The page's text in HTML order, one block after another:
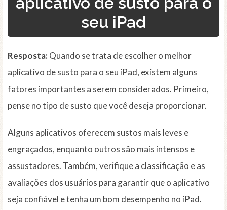
seu iPad
Resposta:Quando se trata de escolher o melhor
aplicativo de susto para o seu iPad, existem alguns
fatores importantes a serem considerados. Primeiro,
pense no tipo de susto que você deseja proporcionar.
Alguns aplicativos oferecem sustos mais leves e
engraçados, enquanto outros são mais intensos e
assustadores. Também, verifique a classificação e as
avaliações dos usuários para garantir que o aplicativo
seja confiável e tenha um bom desempenho no iPad.